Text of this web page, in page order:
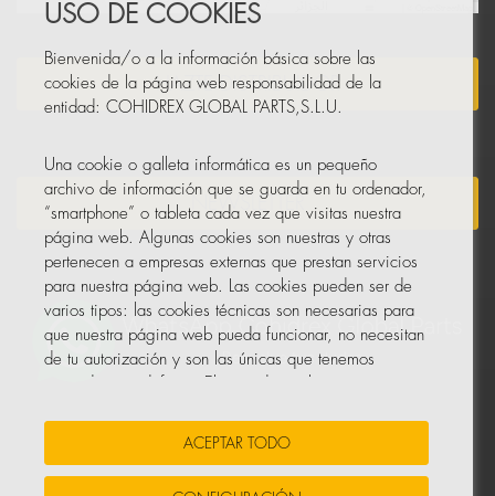
HAZTE DISTRIBUIDOR
NEWSLETTER
USO DE COOKIES
Bienvenida/o a la información básica sobre las
cookies de la página web responsabilidad de la
entidad: COHIDREX GLOBAL PARTS,S.L.U.
Una cookie o galleta informática es un pequeño
archivo de información que se guarda en tu ordenador,
“smartphone” o tableta cada vez que visitas nuestra
página web. Algunas cookies son nuestras y otras
pertenecen a empresas externas que prestan servicios
para nuestra página web. Las cookies pueden ser de
varios tipos: las cookies técnicas son necesarias para
que nuestra página web pueda funcionar, no necesitan
de tu autorización y son las únicas que tenemos
personales.
ACEPTAR TODO